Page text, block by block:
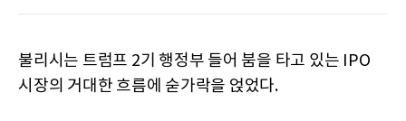
불리시는 트럼프 2기 행정부 들어 붐을 타고 있는 IPO
시장의 거대한 흐름에 숟가락을 얹었다.